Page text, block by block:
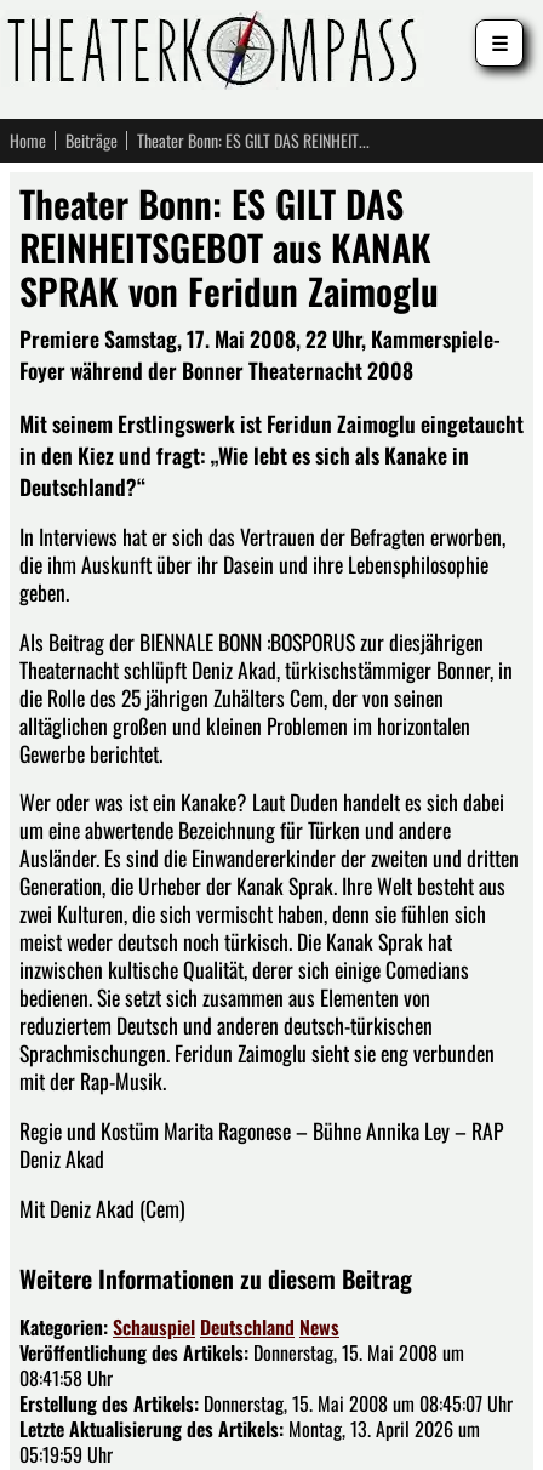
Home Beiträge Theater Bonn: ES GILT DAS REINHEITSGEBOT aus KANAK SPRAK von Feridun Zaimoglu
Theater Bonn: ES GILT DAS
REINHEITSGEBOT aus KANAK
SPRAK von Feridun Zaimoglu
Premiere Samstag, 17. Mai 2008, 22 Uhr, Kammerspiele-
Foyer während der Bonner Theaternacht 2008
Mit seinem Erstlingswerk ist Feridun Zaimoglu eingetaucht
in den Kiez und fragt: „Wie lebt es sich als Kanake in
Deutschland?“
In Interviews hat er sich das Vertrauen der Befragten erworben,
die ihm Auskunft über ihr Dasein und ihre Lebensphilosophie
geben.
Als Beitrag der BIENNALE BONN :BOSPORUS zur diesjährigen
Theaternacht schlüpft Deniz Akad, türkischstämmiger Bonner, in
die Rolle des 25 jährigen Zuhälters Cem, der von seinen
alltäglichen großen und kleinen Problemen im horizontalen
Gewerbe berichtet.
Wer oder was ist ein Kanake? Laut Duden handelt es sich dabei
um eine abwertende Bezeichnung für Türken und andere
Ausländer. Es sind die Einwandererkinder der zweiten und dritten
Generation, die Urheber der Kanak Sprak. Ihre Welt besteht aus
zwei Kulturen, die sich vermischt haben, denn sie fühlen sich
meist weder deutsch noch türkisch. Die Kanak Sprak hat
inzwischen kultische Qualität, derer sich einige Comedians
bedienen. Sie setzt sich zusammen aus Elementen von
reduziertem Deutsch und anderen deutsch-türkischen
Sprachmischungen. Feridun Zaimoglu sieht sie eng verbunden
mit der Rap-Musik.
Regie und Kostüm Marita Ragonese – Bühne Annika Ley – RAP
Deniz Akad
Mit Deniz Akad (Cem)
Weitere Informationen zu diesem Beitrag
Kategorien:Schauspiel Deutschland News
Veröffentlichung des Artikels: Donnerstag, 15. Mai 2008 um
08:41:58 Uhr
Erstellung des Artikels: Donnerstag, 15. Mai 2008 um 08:45:07 Uhr
Letzte Aktualisierung des Artikels: Montag, 13. April 2026 um
05:19:59 Uhr
☰